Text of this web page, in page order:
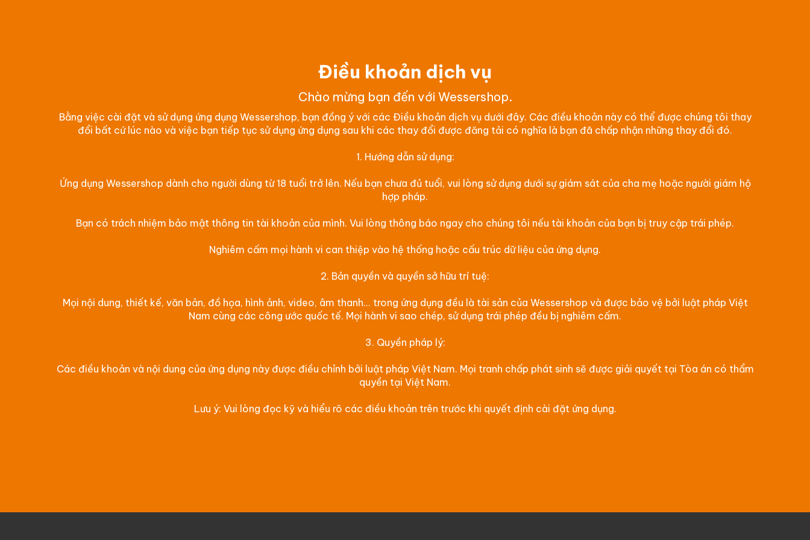
Điều khoản dịch vụ
Chào mừng bạn đến với Wessershop.
Bằng việc cài đặt và sử dụng ứng dụng Wessershop, bạn đồng ý với các Điều khoản dịch vụ dưới đây. Các điều khoản này có thể được chúng tôi thay
đổi bất cứ lúc nào và việc bạn tiếp tục sử dụng ứng dụng sau khi các thay đổi được đăng tải có nghĩa là bạn đã chấp nhận những thay đổi đó.
1. Hướng dẫn sử dụng:
Ứng dụng Wessershop dành cho người dùng từ 18 tuổi trở lên. Nếu bạn chưa đủ tuổi, vui lòng sử dụng dưới sự giám sát của cha mẹ hoặc người giám hộ
hợp pháp.
Bạn có trách nhiệm bảo mật thông tin tài khoản của mình. Vui lòng thông báo ngay cho chúng tôi nếu tài khoản của bạn bị truy cập trái phép.
Nghiêm cấm mọi hành vi can thiệp vào hệ thống hoặc cấu trúc dữ liệu của ứng dụng.
2. Bản quyền và quyền sở hữu trí tuệ:
Mọi nội dung, thiết kế, văn bản, đồ họa, hình ảnh, video, âm thanh... trong ứng dụng đều là tài sản của Wessershop và được bảo vệ bởi luật pháp Việt
Nam cùng các công ước quốc tế. Mọi hành vi sao chép, sử dụng trái phép đều bị nghiêm cấm.
3. Quyền pháp lý:
Các điều khoản và nội dung của ứng dụng này được điều chỉnh bởi luật pháp Việt Nam. Mọi tranh chấp phát sinh sẽ được giải quyết tại Tòa án có thẩm
quyền tại Việt Nam.
Lưu ý: Vui lòng đọc kỹ và hiểu rõ các điều khoản trên trước khi quyết định cài đặt ứng dụng.